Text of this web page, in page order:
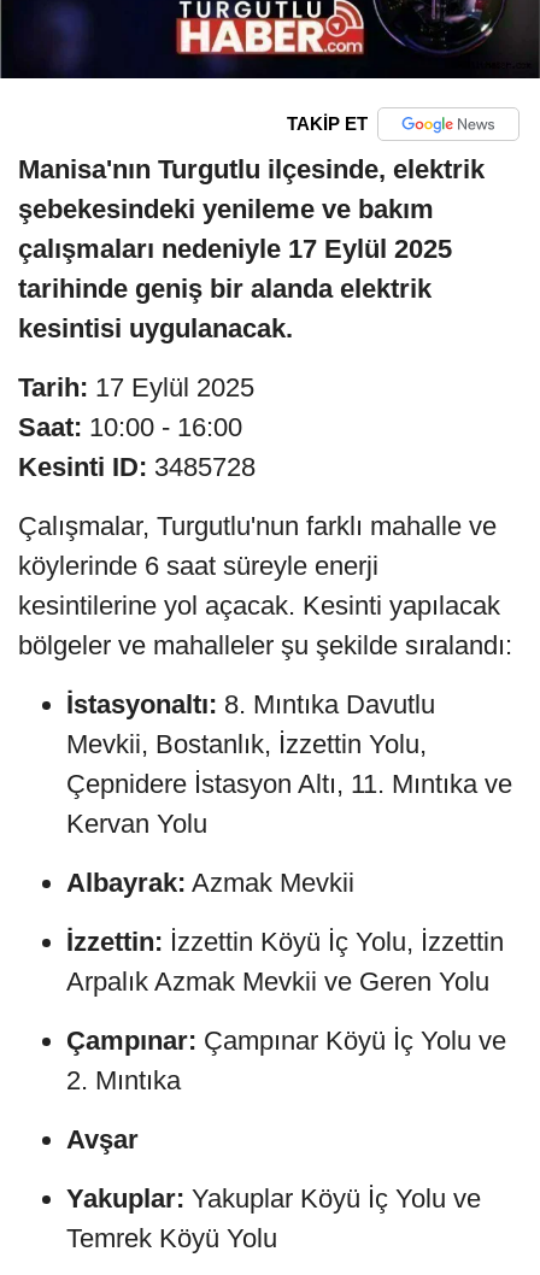
TAKİP ET
Manisa'nın Turgutlu ilçesinde, elektrik
şebekesindeki yenileme ve bakım
çalışmaları nedeniyle 17 Eylül 2025
tarihinde geniş bir alanda elektrik
kesintisi uygulanacak.
Tarih: 17 Eylül 2025
Saat: 10:00 - 16:00
Kesinti ID: 3485728
Çalışmalar, Turgutlu'nun farklı mahalle ve
köylerinde 6 saat süreyle enerji
kesintilerine yol açacak. Kesinti yapılacak
bölgeler ve mahalleler şu şekilde sıralandı:
İstasyonaltı: 8. Mıntıka Davutlu
Mevkii, Bostanlık, İzzettin Yolu,
Çepnidere İstasyon Altı, 11. Mıntıka ve
Kervan Yolu
Albayrak: Azmak Mevkii
İzzettin: İzzettin Köyü İç Yolu, İzzettin
Arpalık Azmak Mevkii ve Geren Yolu
Çampınar: Çampınar Köyü İç Yolu ve
2. Mıntıka
Avşar
Yakuplar: Yakuplar Köyü İç Yolu ve
Temrek Köyü Yolu